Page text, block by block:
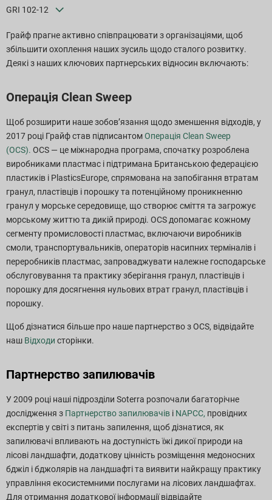
GRI 102-12
Грайф прагне активно співпрацювати з організаціями, щоб
збільшити охоплення наших зусиль щодо сталого розвитку.
Деякі з наших ключових партнерських відносин включають:
Операція Clean Sweep
Щоб розширити наше зобов’язання щодо зменшення відходів, у
2017 році Грайф став підписантомОперація Clean Sweep
(OCS). OCS — це міжнародна програма, спочатку розроблена
виробниками пластмас і підтримана Британською федерацією
пластиків і PlasticsEurope, спрямована на запобігання втратам
гранул, пластівців і порошку та потенційному проникненню
гранул у морське середовище, що створює сміття та загрожує
морському життю та дикій природі. OCS допомагає кожному
сегменту промисловості пластмас, включаючи виробників
смоли, транспортувальників, операторів насипних терміналів і
переробників пластмас, запроваджувати належне господарське
обслуговування та практику зберігання гранул, пластівців і
порошку для досягнення нульових втрат гранул, пластівців і
порошку.
Щоб дізнатися більше про наше партнерство з OCS, відвідайте
наш Відходи сторінки.
Партнерство запилювачів
У 2009 році наші підрозділи Soterra розпочали багаторічне
дослідження з Партнерство запилювачів і NAPCC, провідних
експертів у світі з питань запилення, щоб дізнатися, як
запилювачі впливають на доступність їжі дикої природи на
лісові ландшафти, додаткову цінність розміщення медоносних
бджіл і бджолярів на ландшафті та виявити найкращу практику
управління екосистемними послугами на лісових ландшафтах.
Для отримання додаткової інформації відвідайте